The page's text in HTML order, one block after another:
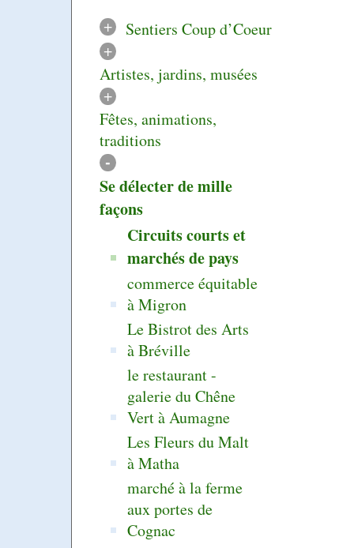
+
Sentiers Coup d’Coeur
+
Artistes, jardins, musées
+
Fêtes, animations,
traditions
-
Se délecter de mille
façons
Circuits courts et
marchés de pays
commerce équitable
à Migron
Le Bistrot des Arts
à Bréville
le restaurant -
galerie du Chêne
Vert à Aumagne
Les Fleurs du Malt
à Matha
marché à la ferme
aux portes de
Cognac